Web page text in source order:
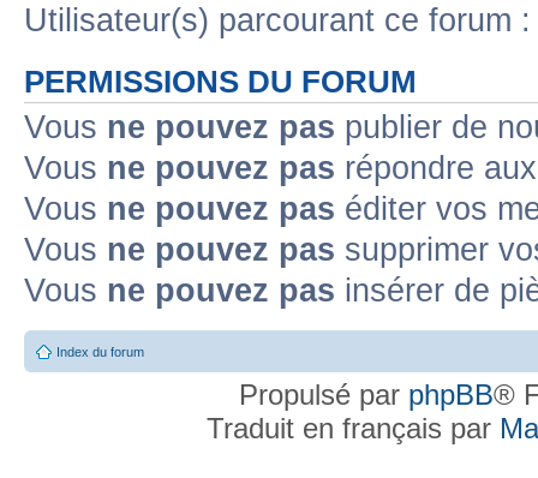
Utilisateur(s) parcourant ce forum
PERMISSIONS DU FORUM
Vous ne pouvez pas publier de
Vous ne pouvez pas répondre
Vous ne pouvez pas éditer vos
Vous ne pouvez pas supprimer
Vous ne pouvez pas insérer de
Index du forum
Propulsé par phpBB®
Traduit en français par